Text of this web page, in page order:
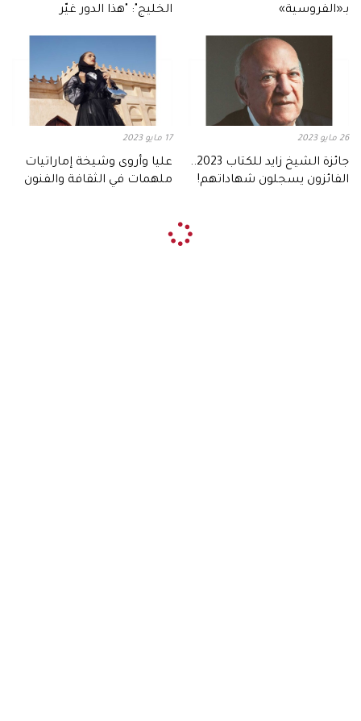
بـ«الفروسية»
الخليج": "هذا الدور غيّر
26 مايو 2023
جائزة الشيخ زايد للكتاب 2023..
الفائزون يسجلون شهاداتهم!
17 مايو 2023
عليا وأروى وشيخة إماراتيات
ملهمات في الثقافة والفنون